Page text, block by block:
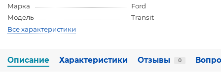
Марка
Ford
Модель
Transit
Все характеристики
Описание Характеристики Отзывы 0